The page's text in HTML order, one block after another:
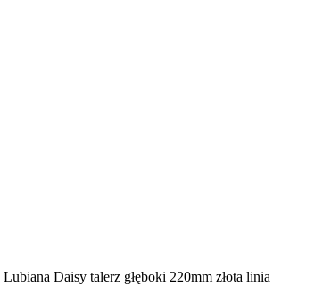
Lubiana Daisy talerz głęboki 220mm złota linia